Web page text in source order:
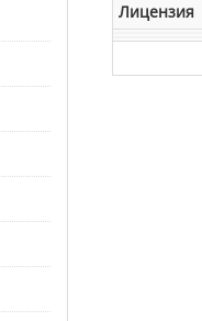
Лицензия